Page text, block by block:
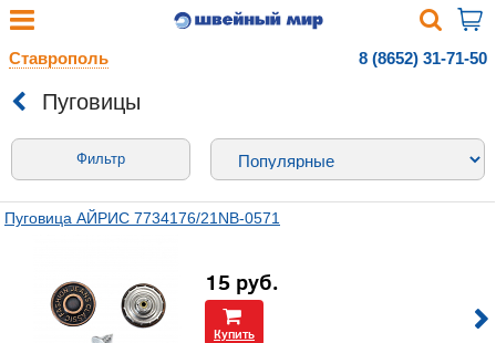
Ставрополь 8 (8652) 31-71-50
Пуговицы
Фильтр
Пуговица АЙРИС 7734176/21NB-0571
15 руб.
Купить